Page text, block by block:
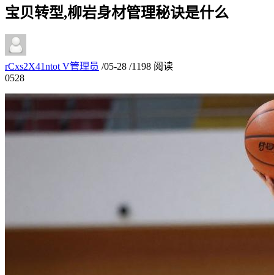
宝贝转型,柳岩身材管理秘诀是什么
rCxs2X41ntot V管理员 /05-28 /1198 阅读
0528